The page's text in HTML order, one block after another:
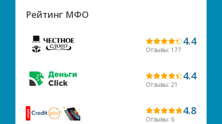
Рейтинг МФО
4.4
Отзывы: 177
4.4
Отзывы: 21
4.8
Отзывы: 6